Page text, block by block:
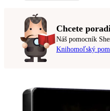
Chcete
Náš pomocník
Knihomoľský